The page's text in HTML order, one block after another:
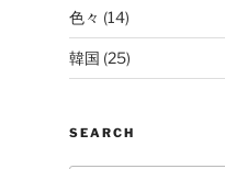
色々 (14)
韓国 (25)
SEARCH